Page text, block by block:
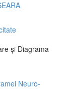
și Diagrama
Neuro-